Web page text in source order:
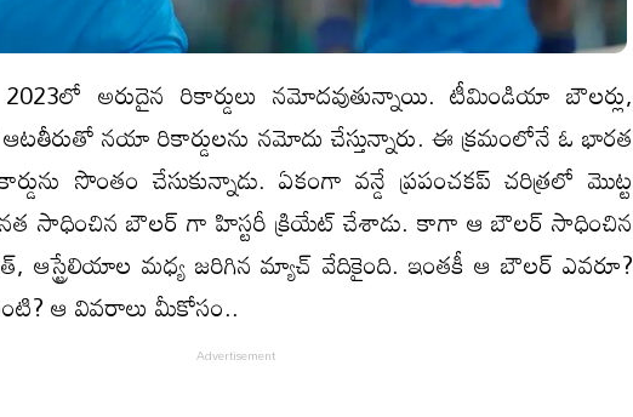
2023లో అరుదైన రికార్డులు నమోదవుతున్నాయి. టీమిండియా బౌలర్లు,
ఆటతీరుతో నయా రికార్డులను నమోదు చేస్తున్నారు. ఈ క్రమంలోనే ఓ భారత
సొంతం చేసుకున్నాడు. ఏకంగా వన్డే ప్రపంచకప్ చరిత్రలో మొట్ట
సాధించిన బౌలర్ గా హిస్టరీ క్రియేట్ చేశాడు. కాగా ఆ బౌలర్ సాధించిన
ఆస్ట్రేలియాల మధ్య జరిగిన మ్యాచ్ వేదికైంది. ఇంతకీ ఆ బౌలర్ ఎవరూ?
ఆ వివరాలు మీకోసం..